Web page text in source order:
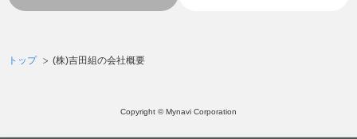
トップ (株)吉田組の会社概要
Copyright © Mynavi Corporation